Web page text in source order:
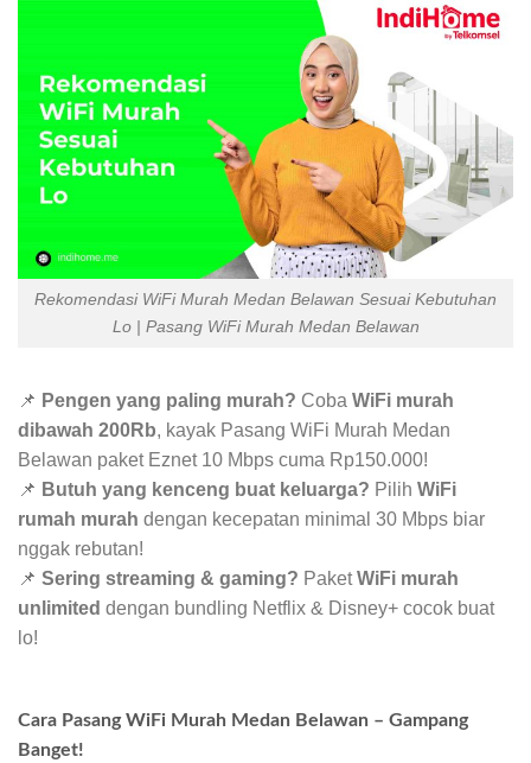
Rekomendasi WiFi Murah Medan Belawan Sesuai Kebutuhan
Lo | Pasang WiFi Murah Medan Belawan
📌 Pengen yang paling murah? Coba WiFi murah
dibawah 200Rb, kayak Pasang WiFi Murah Medan
Belawan paket Eznet 10 Mbps cuma Rp150.000!
📌 Butuh yang kenceng buat keluarga? Pilih WiFi
rumah murah dengan kecepatan minimal 30 Mbps biar
nggak rebutan!
📌 Sering streaming & gaming? PaketWiFi murah
unlimited dengan bundling Netflix & Disney+ cocok buat
lo!
Cara Pasang WiFi Murah Medan Belawan – Gampang
Banget!